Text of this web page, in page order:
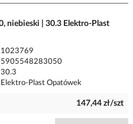
niebieski | 30.3 Elektro-Plast
1023769
5905548283050
30.3
Elektro-Plast Opatówek
147,44 zł/szt